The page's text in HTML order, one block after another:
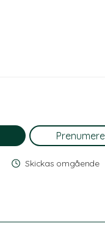
Skickas omgående